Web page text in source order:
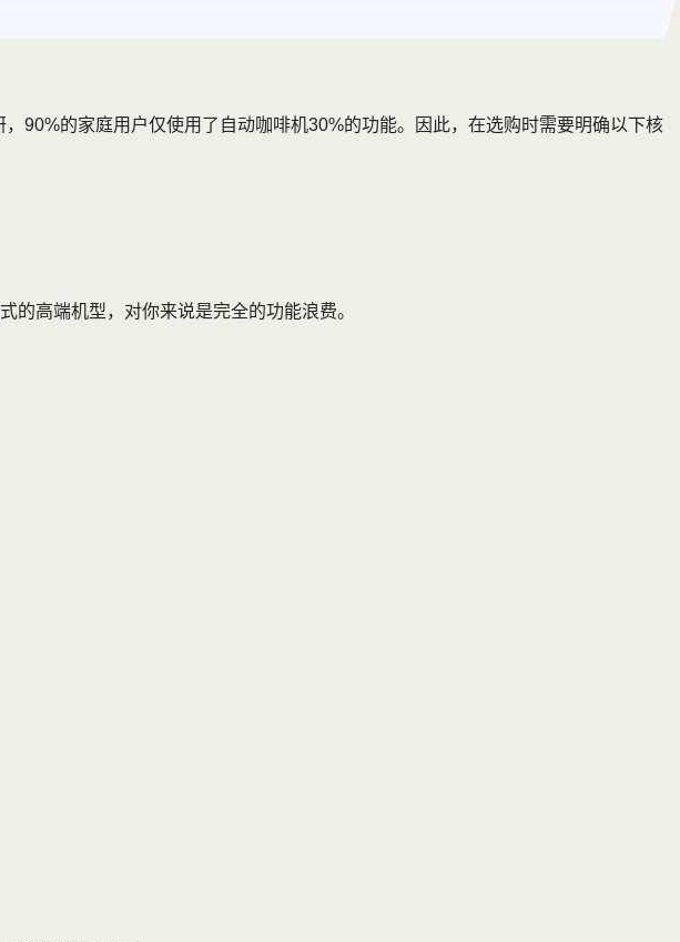
90%的家庭用户仅使用了自动咖啡机30%的功能。因此，在选购时需要明确以下核
的高端机型，对你来说是完全的功能浪费。